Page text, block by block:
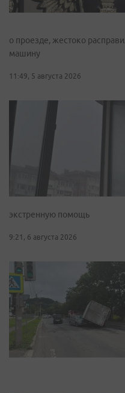
о проезде, жестоко
машину
11:49, 5 августа 2026
экстренную помощь
9:21, 6 августа 2026